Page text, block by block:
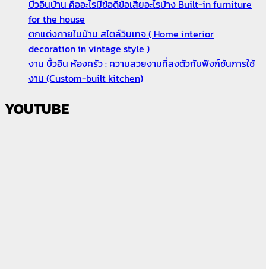
บิ้วอินบ้าน คืออะไรมีข้อดีข้อเสียอะไรบ้าง Built-in furniture
for the house
ตกแต่งภายในบ้าน สไตล์วินเทจ ( Home interior
decoration in vintage style )
งาน บิ้วอิน ห้องครัว : ความสวยงามที่ลงตัวกับฟังก์ชันการใช้
งาน (Custom-built kitchen)
YOUTUBE